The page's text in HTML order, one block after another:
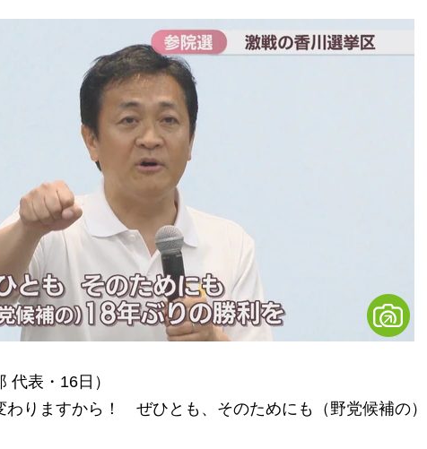
代表・16日）
わりますから！ ぜひとも、そのためにも（野党候補の）